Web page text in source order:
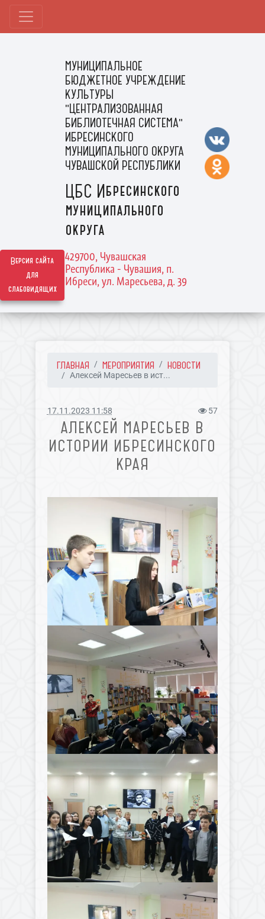
Версия сайта
для
слабовидящих
МУНИЦИПАЛЬНОЕ
БЮДЖЕТНОЕ УЧРЕЖДЕНИЕ
КУЛЬТУРЫ
"ЦЕНТРАЛИЗОВАННАЯ
БИБЛИОТЕЧНАЯ СИСТЕМА"
ИБРЕСИНСКОГО
МУНИЦИПАЛЬНОГО ОКРУГА
ЧУВАШСКОЙ РЕСПУБЛИКИ
ЦБС Ибресинского
муниципального
округа
429700, Чувашская
Республика - Чувашия, п.
Ибреси, ул. Маресьева, д. 39
ГЛАВНАЯ МЕРОПРИЯТИЯ НОВОСТИ
Алексей Маресьев в ист...
17.11.2023 11:58 57
АЛЕКСЕЙ МАРЕСЬЕВ В
ИСТОРИИ ИБРЕСИНСКОГО
КРАЯ